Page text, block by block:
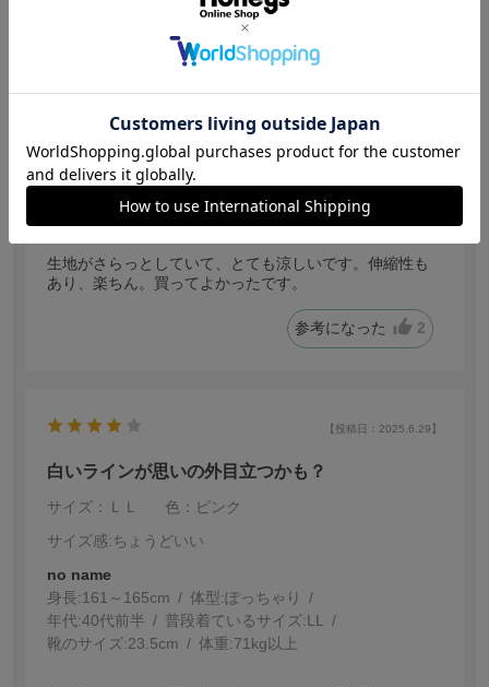
156～160cm 体型: 年代:
普段着ているサイズ:M 靴のサイズ:24.0cm
51kg~55kg
生地がさらっとしていて、とても涼しいです。伸縮性も
あり、楽ちん。買ってよかったです。
参考になった 2
【投稿日：2025.6.29】
白いラインが思いの外目立つかも？
サイズ：ＬＬ
色：ピンク
サイズ感:ちょうどいい
no name
身長:161～165cm 体型:ぽっちゃり
年代:40代前半 普段着ているサイズ:LL
靴のサイズ:23.5cm 体重:71kg以上